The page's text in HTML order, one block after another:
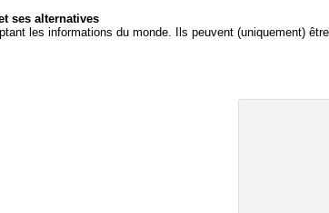
ses alternatives
les informations du monde. Ils peuvent (uniquement)